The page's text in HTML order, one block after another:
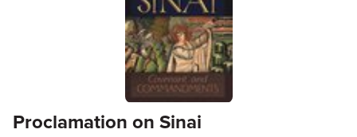
Proclamation on Sinai